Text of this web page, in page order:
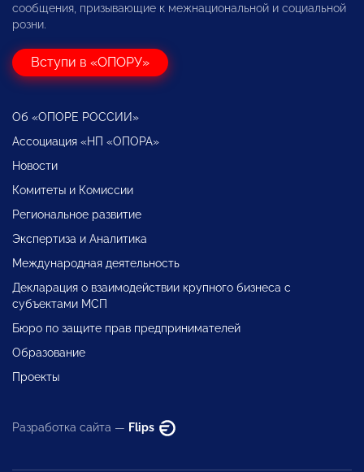
сообщения, призывающие к межнациональной и социальной
розни.
Вступи в «ОПОРУ»
Об «ОПОРЕ РОССИИ»
Ассоциация «НП «ОПОРА»
Новости
Комитеты и Комиссии
Региональное развитие
Экспертиза и Аналитика
Международная деятельность
Декларация о взаимодействии крупного бизнеса с
субъектами МСП
Бюро по защите прав предпринимателей
Образование
Проекты
Разработка сайта — Flips